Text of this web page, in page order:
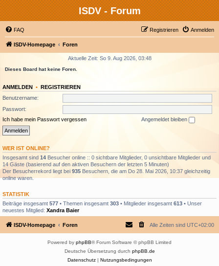
ISDV - Forum
FAQ Anmelden
Registrieren
ISDV-Homepage Foren
Aktuelle Zeit: So 9. Aug 2026, 03:48
Dieses Board hat keine Foren.
ANMELDEN • REGISTRIEREN
Benutzername:
Passwort:
Ich habe mein Passwort vergessen
Angemeldet bleiben
WER IST ONLINE?
Insgesamt sind 14 Besucher online :: 0 sichtbare Mitglieder, 0 unsichtbare Mitglieder und
14 Gäste (basierend auf den aktiven Besuchern der letzten 5 Minuten)
Der Besucherrekord liegt bei 935 Besuchern, die am Do 28. Mai 2026, 10:37 gleichzeitig
online waren.
STATISTIK
Beiträge insgesamt 577 • Themen insgesamt 303 • Mitglieder insgesamt 613 • Unser
neuestes Mitglied: Xandra Baier
ISDV-Homepage Foren Alle Zeiten sind UTC+02:00
Powered by phpBB® Forum Software © phpBB Limited
Deutsche Übersetzung durch phpBB.de
Datenschutz| Nutzungsbedingungen